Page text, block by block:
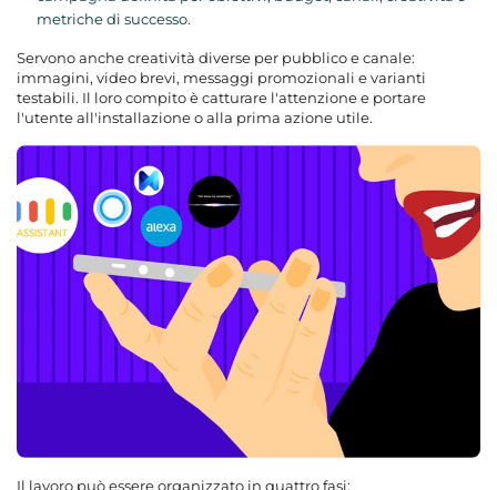
metriche di successo.
Servono anche creatività diverse per pubblico e canale:
immagini, video brevi, messaggi promozionali e varianti
testabili. Il loro compito è catturare l'attenzione e portare
l'utente all'installazione o alla prima azione utile.
Il lavoro può essere organizzato in quattro fasi: